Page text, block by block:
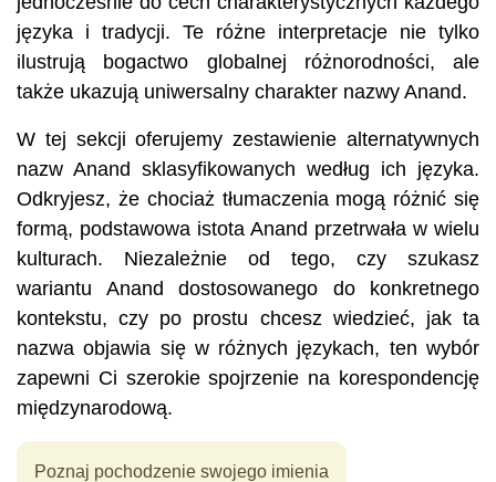
języka i tradycji. Te różne interpretacje nie tylko
ilustrują bogactwo globalnej różnorodności, ale
także ukazują uniwersalny charakter nazwy Anand.
W tej sekcji oferujemy zestawienie alternatywnych
nazw Anand sklasyfikowanych według ich języka.
Odkryjesz, że chociaż tłumaczenia mogą różnić się
formą, podstawowa istota Anand przetrwała w wielu
kulturach. Niezależnie od tego, czy szukasz
wariantu Anand dostosowanego do konkretnego
kontekstu, czy po prostu chcesz wiedzieć, jak ta
nazwa objawia się w różnych językach, ten wybór
zapewni Ci szerokie spojrzenie na korespondencję
międzynarodową.
Poznaj pochodzenie swojego imienia